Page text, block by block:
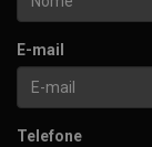
E-mail
Telefone